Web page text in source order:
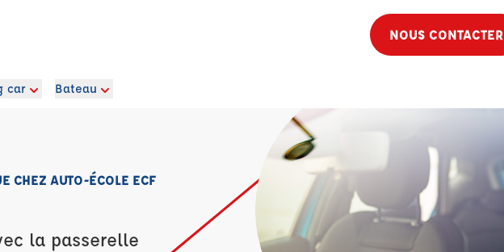
NOUS CONTACTER
car Bateau
CHEZ AUTO-ÉCOLE ECF
la passerelle